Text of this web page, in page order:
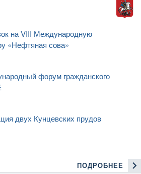
на VIII Международную
«Нефтяная сова»
форум гражданского
двух Кунцевских прудов
ПОДРОБНЕЕ